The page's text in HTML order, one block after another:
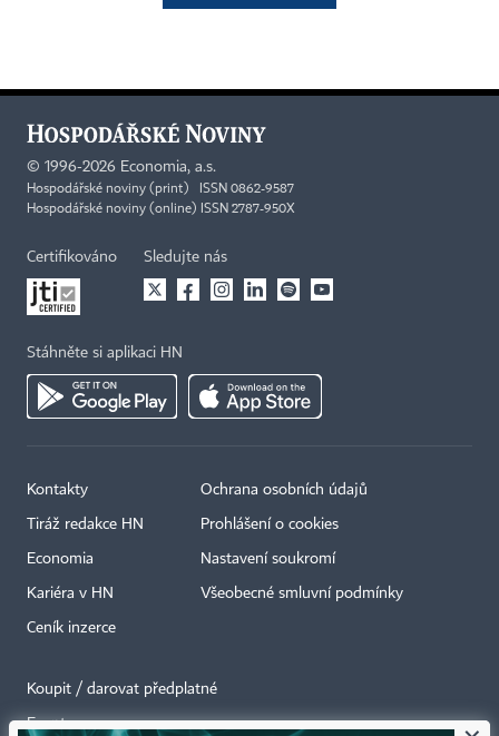
© 1996-2026 Economia, a.s.
Hospodářské noviny (print) ISSN 0862-9587
Hospodářské noviny (online) ISSN 2787-950X
Certifikováno Sledujte nás
Stáhněte si aplikaci HN
Kontakty
Tiráž redakce HN
Economia
Kariéra v HN
Ceník inzerce
Ochrana osobních údajů
Prohlášení o cookies
Nastavení soukromí
Všeobecné smluvní podmínky
Koupit / darovat předplatné
Eventy